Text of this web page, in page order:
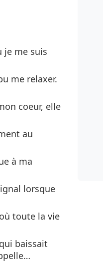
je me suis
me relaxer.
coeur, elle
au
à ma
lorsque
toute la vie
baissait